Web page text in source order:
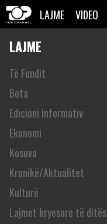
LAJME VIDEO
LAJME
Të Fundit
Bota
Edicioni Informativ
Ekonomi
Kosova
Kronikë/Aktualitet
Kulturë
Lajmet kryesore të ditës